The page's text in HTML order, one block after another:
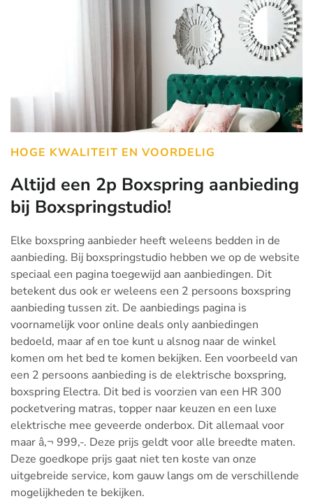
HOGE KWALITEIT EN VOORDELIG
Altijd een 2p Boxspring aanbieding
bij Boxspringstudio!
Elke boxspring aanbieder heeft weleens bedden in de
aanbieding. Bij boxspringstudio hebben we op de website
speciaal een pagina toegewijd aan aanbiedingen. Dit
betekent dus ook er weleens een 2 persoons boxspring
aanbieding tussen zit. De aanbiedings pagina is
voornamelijk voor online deals only aanbiedingen
bedoeld, maar af en toe kunt u alsnog naar de winkel
komen om het bed te komen bekijken. Een voorbeeld van
een 2 persoons aanbieding is de elektrische boxspring,
boxspring Electra. Dit bed is voorzien van een HR 300
pocketvering matras, topper naar keuzen en een luxe
elektrische mee geveerde onderbox. Dit allemaal voor
maar â‚¬ 999,-. Deze prijs geldt voor alle breedte maten.
Deze goedkope prijs gaat niet ten koste van onze
uitgebreide service, kom gauw langs om de verschillende
mogelijkheden te bekijken.